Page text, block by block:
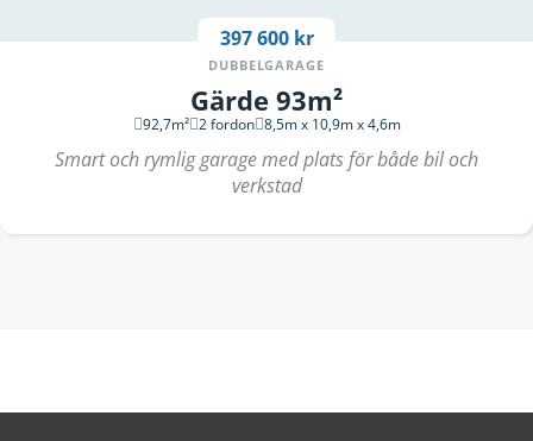
397 600 kr
DUBBELGARAGE
Gärde 93m²
92,7m² 2 fordon 8,5m x 10,9m x 4,6m
Smart och rymlig garage med plats för både bil och
verkstad